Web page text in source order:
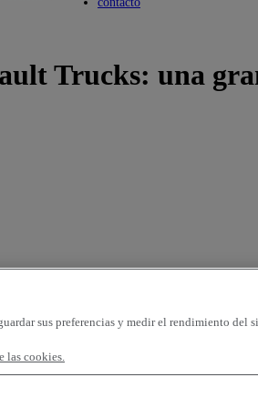
Trucks: una
96 vehículos por página OK
sus preferencias y medir el rendimiento
las cookies.